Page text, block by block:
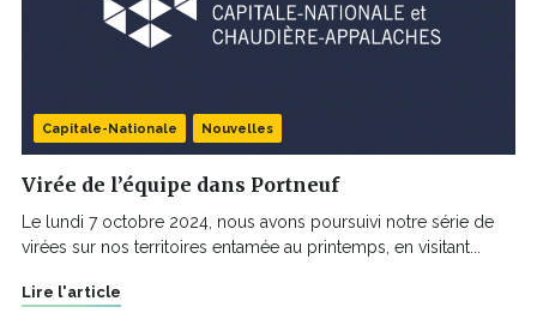
Capitale-Nationale Nouvelles
Virée de l’équipe dans Portneuf
Le lundi 7 octobre 2024, nous avons poursuivi notre série de
virées sur nos territoires entamée au printemps, en visitant...
Lire l'article